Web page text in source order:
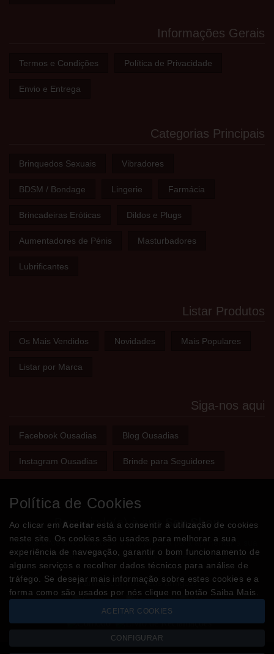
Informações Gerais
Termos e Condições Política de Privacidade
Envio e Entrega
Categorias Principais
Brinquedos Sexuais Vibradores
BDSM / Bondage Lingerie Farmácia
Brincadeiras Eróticas Dildos e Plugs
Aumentadores de Pénis Masturbadores
Lubrificantes
Listar Produtos
Os Mais Vendidos Novidades Mais Populares
Listar por Marca
Siga-nos aqui
Facebook Ousadias Blog Ousadias
Instagram Ousadias Brinde para Seguidores
Bem-vindo(a) à sua Sex Shop
A loja onde encontra tudo o que precisa para apimentar a sua
relação e tornar o sexo mais divertido, interessante e excitante!
Partilhe com os seus amigos!
Política de Cookies
Ao clicar em Aceitar está a consentir a utilização de cookies
neste site. Os cookies são usados para melhorar a sua
experiência de navegação, garantir o bom funcionamento de
alguns serviços e recolher dados técnicos para análise de
tráfego. Se desejar mais informação sobre estes cookies e a
forma como são usados por nós clique no botão Saiba Mais.
ACEITAR COOKIES
CONFIGURAR